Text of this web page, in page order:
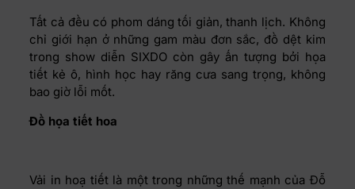
Tất cả đều có phom dáng tối giản, thanh lịch. Không
chỉ giới hạn ở những gam màu đơn sắc, đồ dệt kim
trong show diễn SIXDO còn gây ấn tượng bởi họa
tiết kẻ ô, hình học hay răng cưa sang trọng, không
bao giờ lỗi mốt.
Đồ họa tiết hoa
Vải in hoạ tiết là một trong những thế mạnh của Đỗ